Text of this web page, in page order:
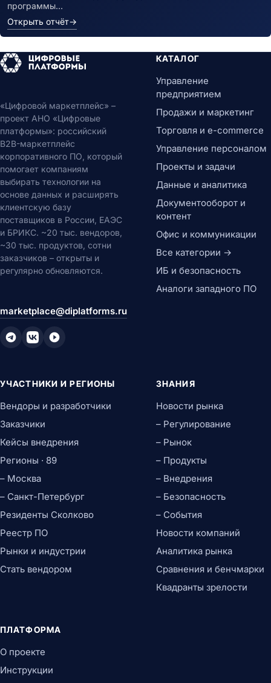
программы…
Открыть отчёт→
«Цифровой маркетплейс» –
проект АНО «Цифровые
платформы»: российский
B2B-маркетплейс
корпоративного ПО, который
помогает компаниям
выбирать технологии на
основе данных и расширять
клиентскую базу
поставщиков в России, ЕАЭС
и БРИКС. ~20 тыс. вендоров,
~30 тыс. продуктов, сотни
заказчиков – открыты и
регулярно обновляются.
marketplace@diplatforms.ru
КАТАЛОГ
Управление
предприятием
Продажи и маркетинг
Торговля и e-commerce
Управление персоналом
Проекты и задачи
Данные и аналитика
Документооборот и
контент
Офис и коммуникации
Все категории →
ИБ и безопасность
Аналоги западного ПО
УЧАСТНИКИ И РЕГИОНЫ
Вендоры и разработчики
Заказчики
Кейсы внедрения
Регионы · 89
– Москва
– Санкт-Петербург
Резиденты Сколково
Реестр ПО
Рынки и индустрии
Стать вендором
ЗНАНИЯ
Новости рынка
– Регулирование
– Рынок
– Продукты
– Внедрения
– Безопасность
– События
Новости компаний
Аналитика рынка
Сравнения и бенчмарки
Квадранты зрелости
ПЛАТФОРМА
О проекте
Инструкции